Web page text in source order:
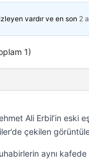
vardır ve en son 2
1)
Ali Erbil’in eski
çekilen
aynı